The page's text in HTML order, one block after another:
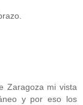
Zaragoza mi vista
y por eso los